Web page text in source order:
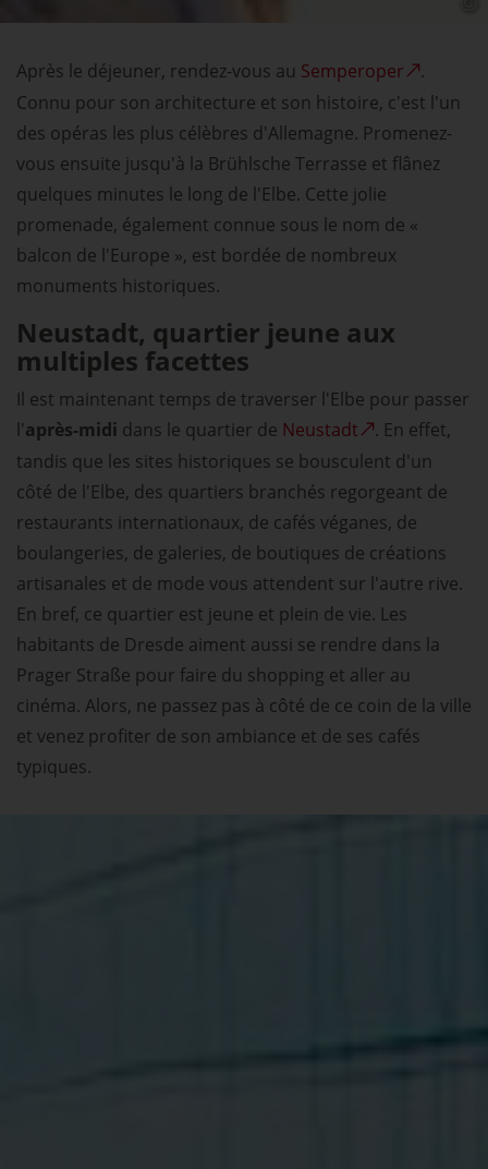
Après le déjeuner, rendez-vous au Semperoper
.
Connu pour son architecture et son histoire, c'est l'un
des opéras les plus célèbres d'Allemagne. Promenez-
vous ensuite jusqu'à la Brühlsche Terrasse et flânez
quelques minutes le long de l'Elbe. Cette jolie
promenade, également connue sous le nom de «
balcon de l'Europe », est bordée de nombreux
monuments historiques.
Neustadt, quartier jeune aux
multiples facettes
Il est maintenant temps de traverser l'Elbe pour passer
l'après-midi dans le quartier de Neustadt
. En effet,
tandis que les sites historiques se bousculent d'un
côté de l'Elbe, des quartiers branchés regorgeant de
restaurants internationaux, de cafés véganes, de
boulangeries, de galeries, de boutiques de créations
artisanales et de mode vous attendent sur l'autre rive.
En bref, ce quartier est jeune et plein de vie. Les
habitants de Dresde aiment aussi se rendre dans la
Prager Straße pour faire du shopping et aller au
cinéma. Alors, ne passez pas à côté de ce coin de la ville
et venez profiter de son ambiance et de ses cafés
typiques.